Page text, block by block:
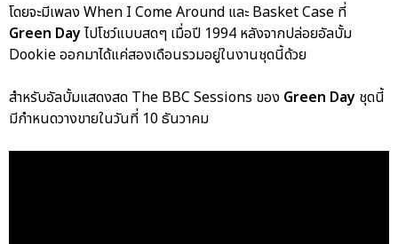
โดยจะมีเพลง When I Come Around และ Basket Case ที่
Green Dayไปโชว์แบบสดๆ เมื่อปี 1994 หลังจากปล่อยอัลบั้ม
Dookie ออกมาได้แค่สองเดือนรวมอยู่ในงานชุดนี้ด้วย
สำหรับอัลบั้มแสดงสด The BBC Sessions ของ Green Day ชุดนี้
มีกำหนดวางขายในวันที่ 10 ธันวาคม